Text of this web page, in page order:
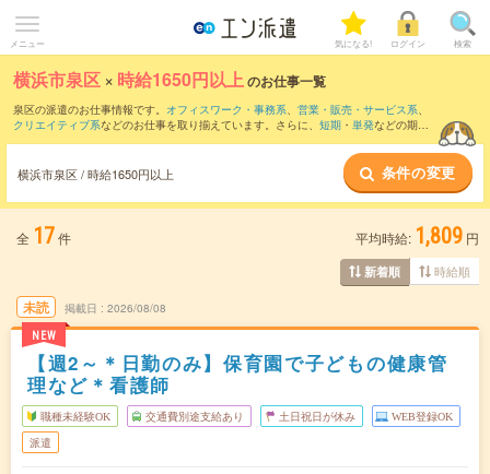
メニュー 気になる! ログイン 検索
横浜市泉区 × 時給1650円以上のお仕事一覧
泉区の派遣のお仕事情報です。 オフィスワーク・事務系、 営業・販売・サービス系、
クリエイティブ系などのお仕事を取り揃えています。さらに、 短期 ・ 単発などの期間
横浜市泉区 / 時給1650円以上 条件の変更
全 17件 平均時給: 1,809 円
新着順 時給順
未読
NEW
掲載日 2026/08/08
【週2～＊日勤のみ】保育園で子どもの健康管
理など＊看護師
職種未経験OK 交通費別途支給あり 土日祝日が休み WEB登録OK
派遣